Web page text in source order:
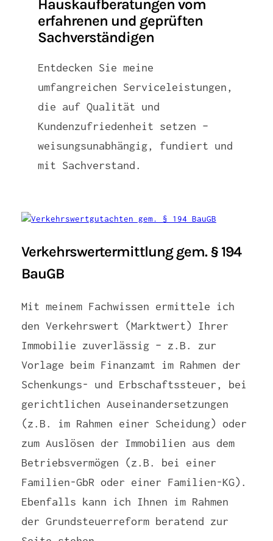
Hauskaufberatungen vom
erfahrenen und geprüften
Sachverständigen
Entdecken Sie meine
umfangreichen Serviceleistungen,
die auf Qualität und
Kundenzufriedenheit setzen –
weisungsunabhängig, fundiert und
mit Sachverstand.
Verkehrswertermittlung gem. § 194
BauGB
Mit meinem Fachwissen ermittele ich
den Verkehrswert (Marktwert) Ihrer
Immobilie zuverlässig – z.B. zur
Vorlage beim Finanzamt im Rahmen der
Schenkungs- und Erbschaftssteuer, bei
gerichtlichen Auseinandersetzungen
(z.B. im Rahmen einer Scheidung) oder
zum Auslösen der Immobilien aus dem
Betriebsvermögen (z.B. bei einer
Familien-GbR oder einer Familien-KG).
Ebenfalls kann ich Ihnen im Rahmen
der Grundsteuerreform beratend zur